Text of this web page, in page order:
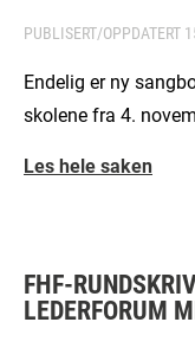
PUBLISERT/OPPDATERT
Endelig er ny
skolene fra 4.
Les hele saken
FHF-
LEDERFORUM